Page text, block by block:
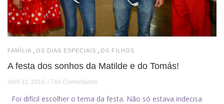
FAMÍLIA OS DIAS ESPECIAIS OS FILHOS
A festa dos sonhos da Matilde e do Tomás!
Abril 11, 2016 744 Comentários
Foi difícil escolher o tema da festa. Não só estava indecisa